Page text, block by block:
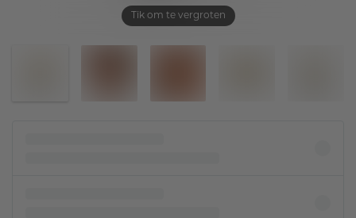
Tik om te vergroten